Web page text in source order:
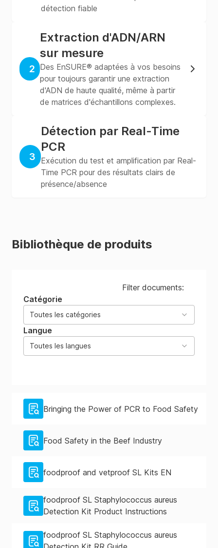
détection fiable
2
Extraction d'ADN/ARN
sur mesure
Des EnSURE® adaptées à vos besoins
pour toujours garantir une extraction
d'ADN de haute qualité, même à partir
de matrices d'échantillons complexes.
3
Détection par Real-Time
PCR
Exécution du test et amplification par Real-
Time PCR pour des résultats clairs de
présence/absence
Bibliothèque de produits
Filter documents:
Catégorie
Toutes les catégories
Langue
Toutes les langues
Bringing the Power of PCR to Food Safety
Food Safety in the Beef Industry
foodproof and vetproof SL Kits EN
foodproof SL Staphylococcus aureus
Detection Kit Product Instructions
foodproof SL Staphylococcus aureus